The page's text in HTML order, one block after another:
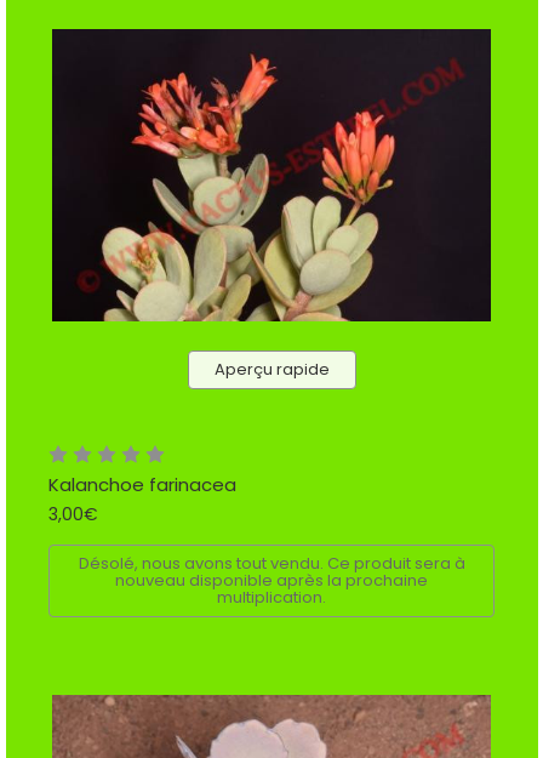
Aperçu rapide
Kalanchoe farinacea
3,00€
Désolé, nous avons tout vendu. Ce produit sera à
nouveau disponible après la prochaine
multiplication.